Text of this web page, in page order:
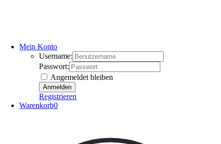
Mein Konto
Username:
Passwort:
Angemeldet bleiben
Registrieren
Warenkorb0